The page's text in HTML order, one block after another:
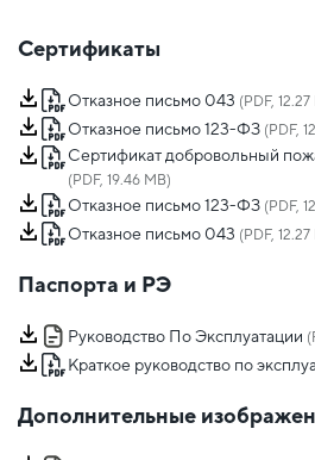
Сертификаты
Отказное письмо 043 (PDF, 12.27
Отказное письмо 123-ФЗ (PDF,
Сертификат добровольный
(PDF, 19.46 MB)
Отказное письмо 123-ФЗ (PDF,
Отказное письмо 043 (PDF, 12.27
Паспорта и РЭ
Руководство По Эксплуатации
Краткое руководство по
Дополнительные